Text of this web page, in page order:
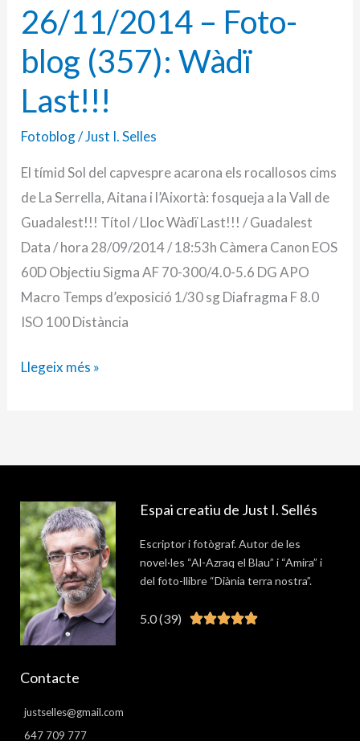
26/11/2014 – Foto-
blog (357): Wàdï
Last!!!
Fotoblog/Just I. Selles
El tímid Sol del capvespre acarona els rocallosos cims
de La Serrella, Aitana i l’Aixortà: fosqueja a la Vall de
Guadalest!!! Títol / Lloc Wàdï Last!!! / Guadalest
Data / hora 28/09/2014 / 18:53h Càmera Canon EOS
60D Objectiu Sigma AF 70-300/4.0-5.6 DG APO
Macro Temps d’exposició 1/30 sg Diafragma F 8.0
ISO 100 Distància
Llegeix més »
Espai creatiu de Just I. Sellés
Escriptor i fotògraf. Autor de les
novel·les “Al-Azraq el Blau” i “Amira” i
del foto-llibre “Diània terra nostra”.
5.0 (39) Valorat
Contacte
justselles@gmail.com
647 709 777